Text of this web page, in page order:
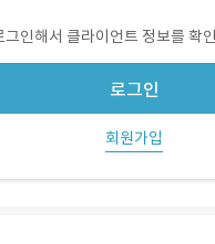
그인해서 클라이언트 정보를 확
로그인
회원가입